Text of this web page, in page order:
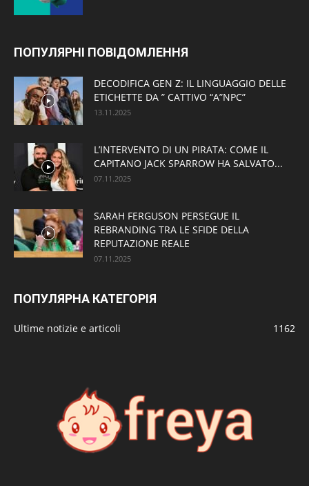
ПОПУЛЯРНІ ПОВІДОМЛЕННЯ
DECODIFICA GEN Z: IL LINGUAGGIO DELLE
ETICHETTE DA ” CATTIVO “A”NPC”
13.11.2025
L’INTERVENTO DI UN PIRATA: COME IL
CAPITANO JACK SPARROW HA SALVATO...
07.11.2025
SARAH FERGUSON PERSEGUE IL
REBRANDING TRA LE SFIDE DELLA
REPUTAZIONE REALE
07.11.2025
ПОПУЛЯРНА КАТЕГОРІЯ
Ultime notizie e articoli 1162